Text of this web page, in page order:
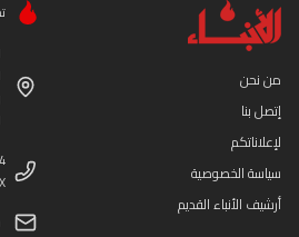
من نحن
إتصل بنا
لإعلاناتكم
سياسة الخصوصية
أرشيف الأنباء القديم